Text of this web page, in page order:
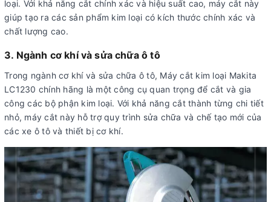
loại. Với khả năng cắt chính xác và hiệu suất cao, máy cắt này
giúp tạo ra các sản phẩm kim loại có kích thước chính xác và
chất lượng cao.
3. Ngành cơ khí và sửa chữa ô tô
Trong ngành cơ khí và sửa chữa ô tô, Máy cắt kim loại Makita
LC1230 chính hãng là một công cụ quan trọng để cắt và gia
công các bộ phận kim loại. Với khả năng cắt thành từng chi tiết
nhỏ, máy cắt này hỗ trợ quy trình sửa chữa và chế tạo mới của
các xe ô tô và thiết bị cơ khí.